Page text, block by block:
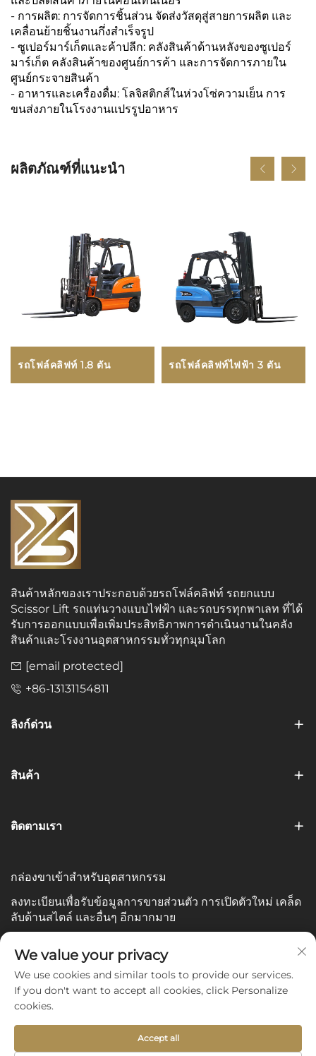
- การผลิต: การจัดการชิ้นส่วน จัดส่งวัสดุสู่สายการผลิต และ
เคลื่อนย้ายชิ้นงานกึ่งสำเร็จรูป
- ซูเปอร์มาร์เก็ตและค้าปลีก: คลังสินค้าด้านหลังของซูเปอร์
มาร์เก็ต คลังสินค้าของศูนย์การค้า และการจัดการภายใน
ศูนย์กระจายสินค้า
- อาหารและเครื่องดื่ม: โลจิสติกส์ในห่วงโซ่ความเย็น การ
ขนส่งภายในโรงงานแปรรูปอาหาร
ผลิตภัณฑ์ที่แนะนำ
รถโฟล์คลิฟท์ 1.8 ตัน รถโฟล์คลิฟท์ไฟฟ้า 3 ตัน
สินค้าหลักของเราประกอบด้วยรถโฟล์คลิฟท์ รถยกแบบ
Scissor Lift รถแท่นวางแบบไฟฟ้า และรถบรรทุกพาเลท ที่ได้
รับการออกแบบเพื่อเพิ่มประสิทธิภาพการดำเนินงานในคลัง
สินค้าและโรงงานอุตสาหกรรมทั่วทุกมุมโลก
[email protected]
+86-13131154811
ลิงก์ด่วน
สินค้า
ติดตามเรา
กล่องขาเข้าสำหรับอุตสาหกรรม
ลงทะเบียนเพื่อรับข้อมูลการขายส่วนตัว การเปิดตัวใหม่ เคล็ด
ลับด้านสไตล์ และอื่นๆ อีกมากมาย
อีเมลของคุณ
Subscribe
We value your privacy
We use cookies and similar tools to provide our services.
If you don't want to accept all cookies, click Personalize
cookies.
Accept all